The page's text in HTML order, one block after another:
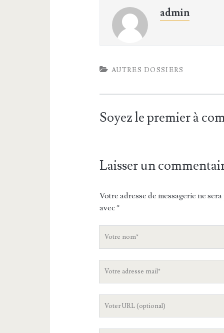
admin
AUTRES DOSSIERS
Soyez le premier à
Laisser un
Votre adresse de messagerie ne
avec*
V
n
m
V
a
L